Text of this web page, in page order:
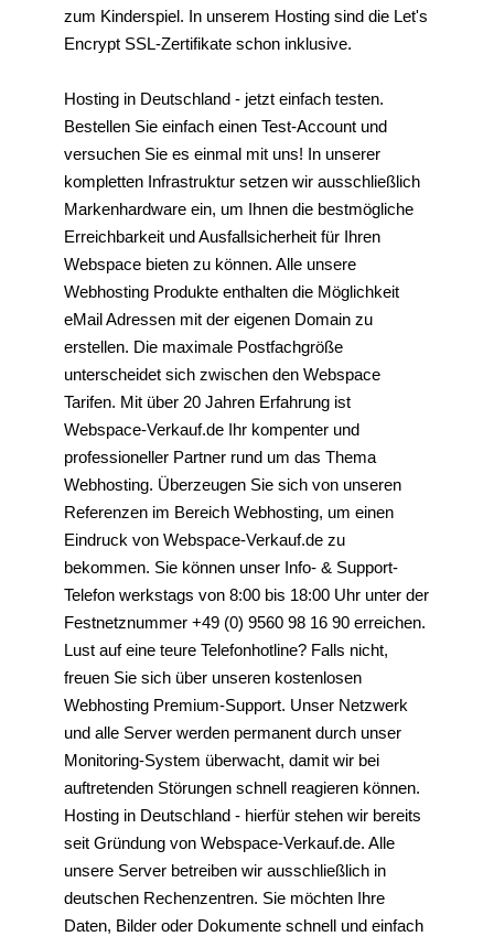
zum Kinderspiel. In unserem Hosting sind die Let's
Encrypt SSL-Zertifikate schon inklusive.
Hosting in Deutschland - jetzt einfach testen.
Bestellen Sie einfach einen Test-Account und
versuchen Sie es einmal mit uns! In unserer
kompletten Infrastruktur setzen wir ausschließlich
Markenhardware ein, um Ihnen die bestmögliche
Erreichbarkeit und Ausfallsicherheit für Ihren
Webspace bieten zu können. Alle unsere
Webhosting Produkte enthalten die Möglichkeit
eMail Adressen mit der eigenen Domain zu
erstellen. Die maximale Postfachgröße
unterscheidet sich zwischen den Webspace
Tarifen. Mit über 20 Jahren Erfahrung ist
Webspace-Verkauf.de Ihr kompenter und
professioneller Partner rund um das Thema
Webhosting. Überzeugen Sie sich von unseren
Referenzen im Bereich Webhosting, um einen
Eindruck von Webspace-Verkauf.de zu
bekommen. Sie können unser Info- & Support-
Telefon werkstags von 8:00 bis 18:00 Uhr unter der
Festnetznummer +49 (0) 9560 98 16 90 erreichen.
Lust auf eine teure Telefonhotline? Falls nicht,
freuen Sie sich über unseren kostenlosen
Webhosting Premium-Support. Unser Netzwerk
und alle Server werden permanent durch unser
Monitoring-System überwacht, damit wir bei
auftretenden Störungen schnell reagieren können.
Hosting in Deutschland - hierfür stehen wir bereits
seit Gründung von Webspace-Verkauf.de. Alle
unsere Server betreiben wir ausschließlich in
deutschen Rechenzentren. Sie möchten Ihre
Daten, Bilder oder Dokumente schnell und einfach